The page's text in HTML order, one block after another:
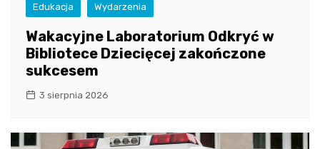
Edukacja Wydarzenia
Wakacyjne Laboratorium Odkryć w
Bibliotece Dziecięcej zakończone
sukcesem
3 sierpnia 2026